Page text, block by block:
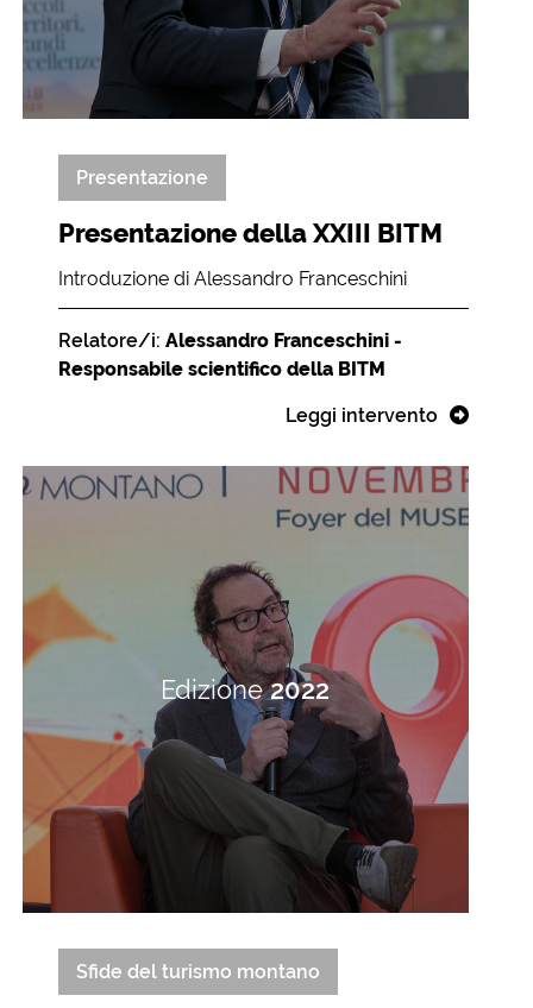
Presentazione
Presentazione della XXIII BITM
Introduzione di Alessandro Franceschini
Relatore/i: Alessandro Franceschini -
Responsabile scientifico della BITM
Leggi intervento
Edizione2022
Sfide del turismo montano